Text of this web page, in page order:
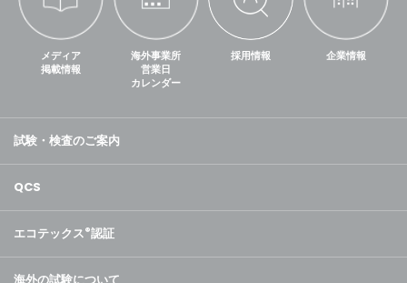
メディア
掲載情報
海外事業所
営業日
カレンダー
採用情報 企業情報
試験・検査のご案内
QCS
エコテックス®認証
海外の試験について